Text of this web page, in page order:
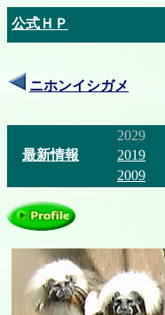
公式ＨＰ
ニホンイシガメ
最新情報
2029
2019
2009